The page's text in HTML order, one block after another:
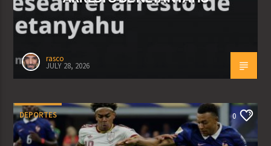
rasco
JULY 28, 2026
DEPORTES 0